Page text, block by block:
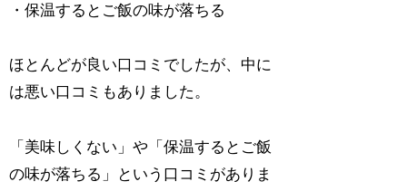
・保温するとご飯の味が落ちる
ほとんどが良い口コミでしたが、中に
は悪い口コミもありました。
「美味しくない」や「保温するとご飯
の味が落ちる」という口コミがありま